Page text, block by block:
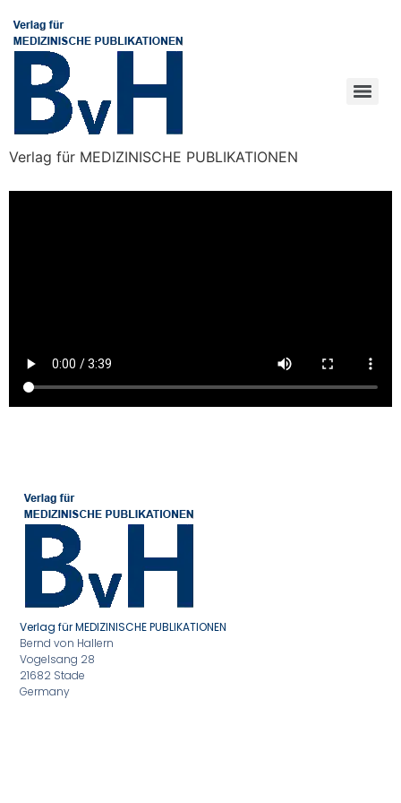
Verlag für MEDIZINISCHE PUBLIKATIONEN
Verlag für MEDIZINISCHE PUBLIKATIONEN
Bernd von Hallern
Vogelsang 28
21682 Stade
Germany